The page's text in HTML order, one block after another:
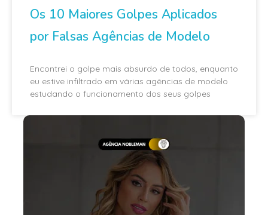
Os 10 Maiores Golpes Aplicados
por Falsas Agências de Modelo
Encontrei o golpe mais absurdo de todos, enquanto
eu estive infiltrado em várias agências de modelo
estudando o funcionamento dos seus golpes